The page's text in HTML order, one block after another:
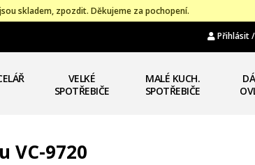
skladem, zpozdit. Děkujeme za pochopení.
Přihlásit
VELKÉ
SPOTŘEBIČE
MALÉ KUCH.
SPOTŘEBIČE
VC-9720